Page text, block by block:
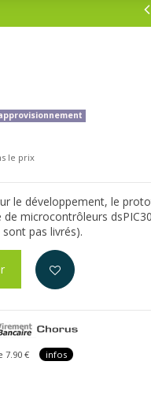
le prix
le développement, le
microcontrôleurs
pas livrés).
€ infos